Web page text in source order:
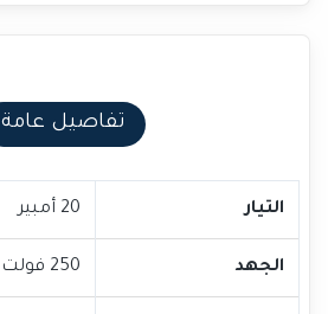
تفاصيل عامة
التيار 20 أمبير
الجهد 250 فولت